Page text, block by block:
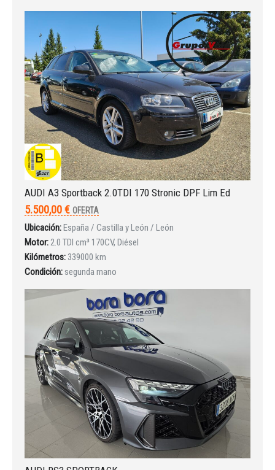
AUDI A3 Sportback 2.0TDI 170 Stronic DPF Lim Ed
5.500,00 € OFERTA
Ubicación:España / Castilla y León / León
Motor:2.0 TDI cm³ 170CV, Diésel
Kilómetros: 339000 km
Condición: segunda mano